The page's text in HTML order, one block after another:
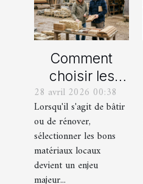
Comment
choisir les
meilleurs
matériaux
locaux pour
votre maison ?
28 avril 2026 00:38
Lorsqu'il s'agit de bâtir
ou de rénover,
sélectionner les bons
matériaux locaux
devient un enjeu
majeur...